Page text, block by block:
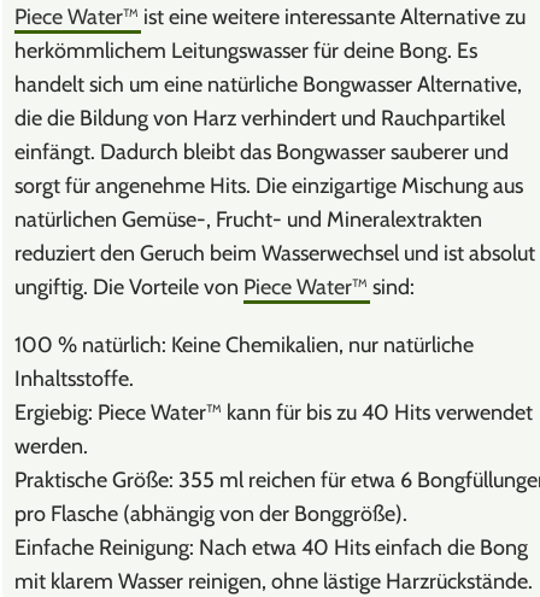
Piece Water™ ist eine weitere interessante Alternative zu
herkömmlichem Leitungswasser für deine Bong. Es
handelt sich um eine natürliche Bongwasser Alternative,
die die Bildung von Harz verhindert und Rauchpartikel
einfängt. Dadurch bleibt das Bongwasser sauberer und
sorgt für angenehme Hits. Die einzigartige Mischung aus
natürlichen Gemüse-, Frucht- und Mineralextrakten
reduziert den Geruch beim Wasserwechsel und ist absolut
ungiftig. Die Vorteile von Piece Water™ sind:
100 % natürlich: Keine Chemikalien, nur natürliche
Inhaltsstoffe.
Ergiebig: Piece Water™ kann für bis zu 40 Hits verwendet
werden.
Praktische Größe: 355 ml reichen für etwa 6
pro Flasche (abhängig von der Bonggröße).
Einfache Reinigung: Nach etwa 40 Hits einfach die Bong
mit klarem Wasser reinigen, ohne lästige Harzrückstände.